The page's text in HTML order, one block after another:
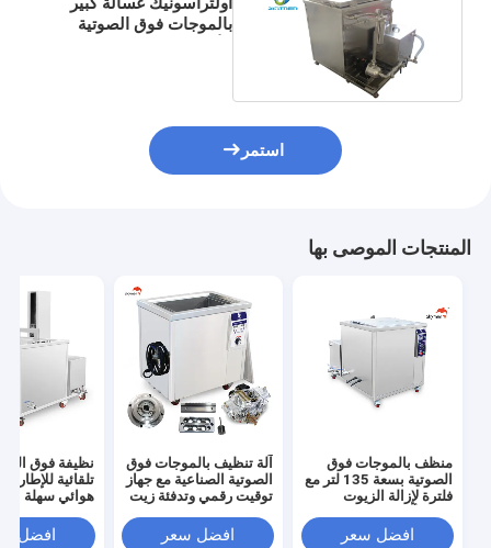
بالموجات فوق الصوتية
استمر
المنتجات الموصى بها
منظف بالموجات فوق
الصوتية بسعة 135 لتر مع
فلترة لإزالة الزيوت
افضل سعر
آلة تنظيف بالموجات فوق
الصوتية الصناعية مع جهاز
توقيت رقمي وتدفئة زيت
افضل سعر
نظيفة فوق
تلقائية
هوائي سهلة
افضل